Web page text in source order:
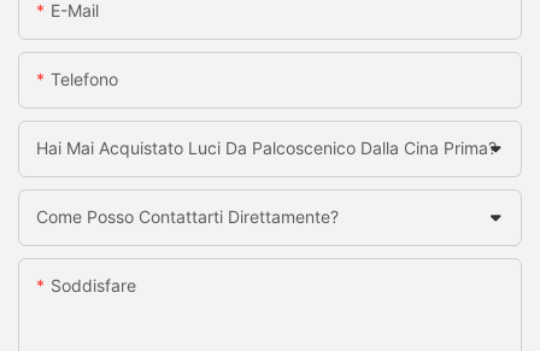
E-Mail
Telefono
Hai Mai Acquistato Luci Da Palcoscenico Dalla Cina Prima?
Come Posso Contattarti Direttamente?
Soddisfare